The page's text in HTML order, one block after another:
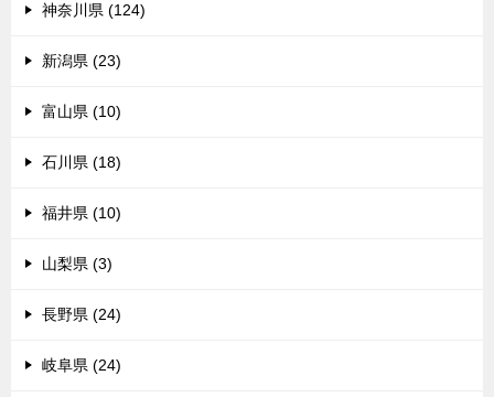
神奈川県 (124)
新潟県 (23)
富山県 (10)
石川県 (18)
福井県 (10)
山梨県 (3)
長野県 (24)
岐阜県 (24)